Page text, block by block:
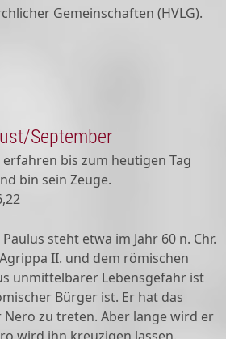
Gemeinschaften (HVLG).
September
bis zum heutigen Tag
bin sein Zeuge.
steht etwa im Jahr 60 n. Chr.
II. und dem römischen
unmittelbarer Lebensgefahr ist
Bürger ist. Er hat das
Nero zu treten. Aber lange wird er